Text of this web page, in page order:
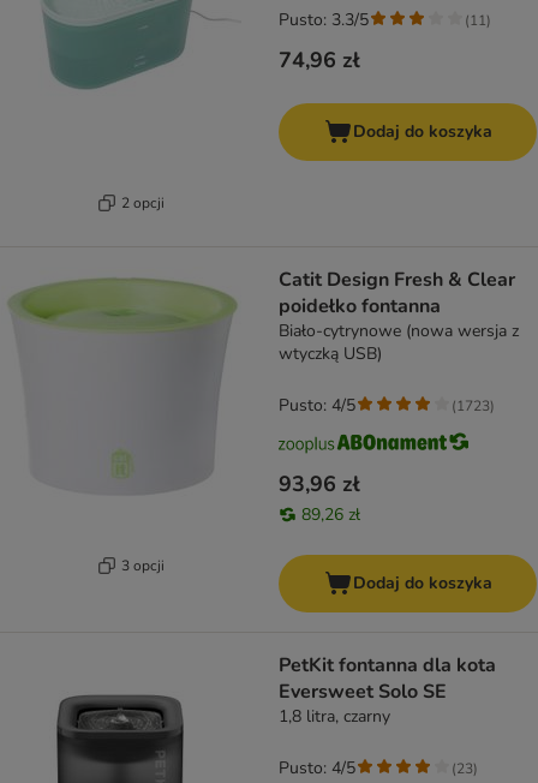
2 opcji
74,96 zł
Pusto: 3.3/5 (11)
Dodaj do koszyka
3 opcji
Catit Design Fresh & Clear
poidełko fontanna
Biało-cytrynowe (nowa wersja z
wtyczką USB)
93,96 zł
89,26 zł
Pusto: 4/5 (1723)
Dodaj do koszyka
PetKit fontanna dla kota
Eversweet Solo SE
1,8 litra, czarny
Pusto: 4/5 (23)